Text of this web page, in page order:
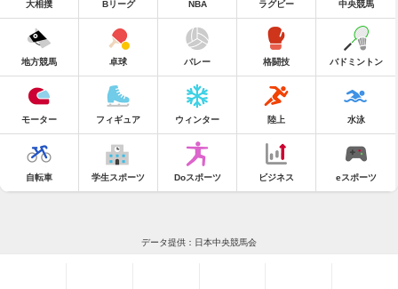
大相撲 Bリーグ NBA ラグビー 中央競馬
地方競馬 卓球 バレー 格闘技 バドミントン
モーター フィギュア ウィンター 陸上 水泳
自転車 学生スポーツ Doスポーツ ビジネス eスポーツ
データ提供：日本中央競馬会